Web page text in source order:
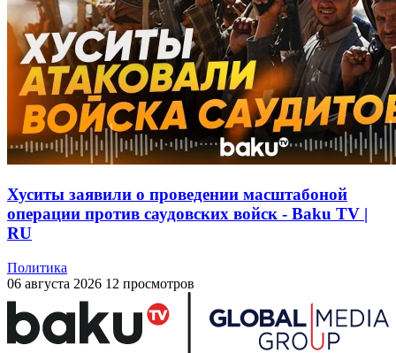
Хуситы заявили о проведении масштабоной
операции против саудовских войск - Baku TV |
RU
Политика
06 августа 2026 12 просмотров